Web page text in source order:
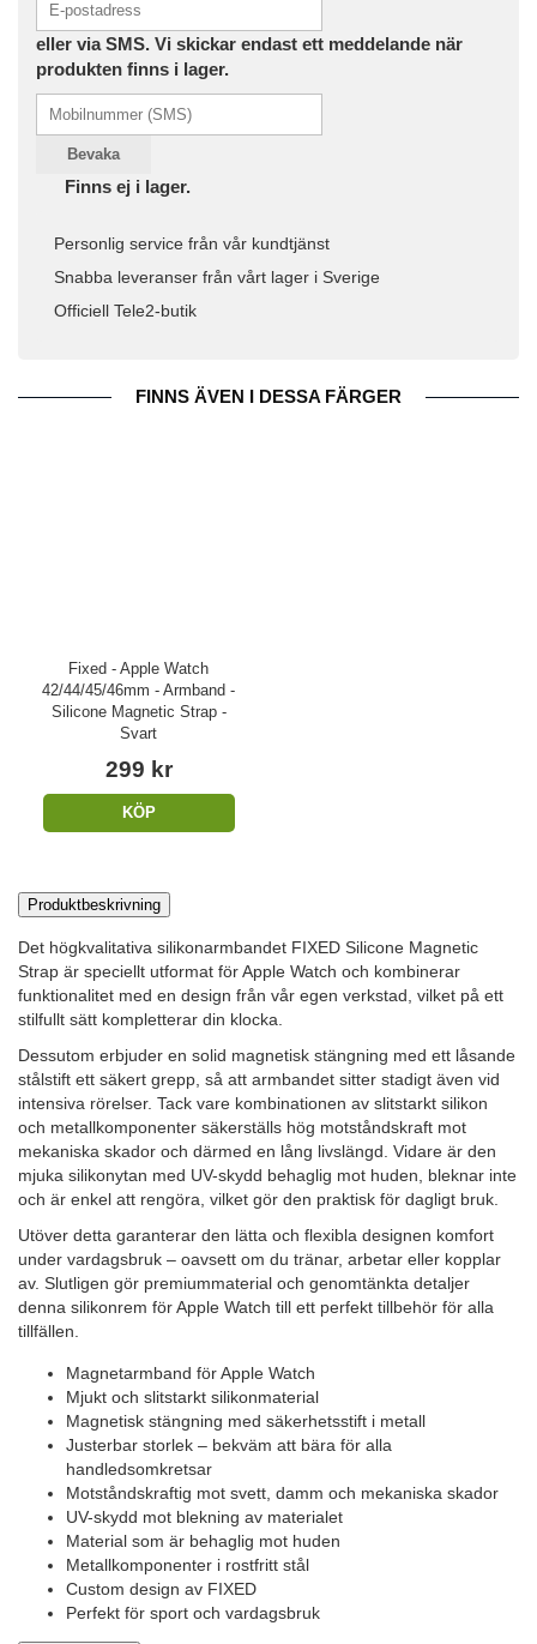
eller via SMS. Vi skickar endast ett meddelande när
produkten finns i lager.
Bevaka
Finns ej i lager.
Personlig service från vår kundtjänst
Snabba leveranser från vårt lager i Sverige
Officiell Tele2-butik
FINNS ÄVEN I DESSA FÄRGER
Fixed - Apple Watch
42/44/45/46mm - Armband -
Silicone Magnetic Strap -
Svart
299 kr
KÖP
Produktbeskrivning
Det högkvalitativa silikonarmbandet FIXED Silicone Magnetic
Strap är speciellt utformat för Apple Watch och kombinerar
funktionalitet med en design från vår egen verkstad, vilket på ett
stilfullt sätt kompletterar din klocka.
Dessutom erbjuder en solid magnetisk stängning med ett låsande
stålstift ett säkert grepp, så att armbandet sitter stadigt även vid
intensiva rörelser. Tack vare kombinationen av slitstarkt silikon
och metallkomponenter säkerställs hög motståndskraft mot
mekaniska skador och därmed en lång livslängd. Vidare är den
mjuka silikonytan med UV-skydd behaglig mot huden, bleknar inte
och är enkel att rengöra, vilket gör den praktisk för dagligt bruk.
Utöver detta garanterar den lätta och flexibla designen komfort
under vardagsbruk – oavsett om du tränar, arbetar eller kopplar
av. Slutligen gör premiummaterial och genomtänkta detaljer
denna silikonrem för Apple Watch till ett perfekt tillbehör för alla
tillfällen.
Magnetarmband för Apple Watch
Mjukt och slitstarkt silikonmaterial
Magnetisk stängning med säkerhetsstift i metall
Justerbar storlek – bekväm att bära för alla
handledsomkretsar
Motståndskraftig mot svett, damm och mekaniska skador
UV-skydd mot blekning av materialet
Material som är behaglig mot huden
Metallkomponenter i rostfritt stål
Custom design av FIXED
Perfekt för sport och vardagsbruk